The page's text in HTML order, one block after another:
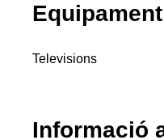
Equipament
Televisions
Informació